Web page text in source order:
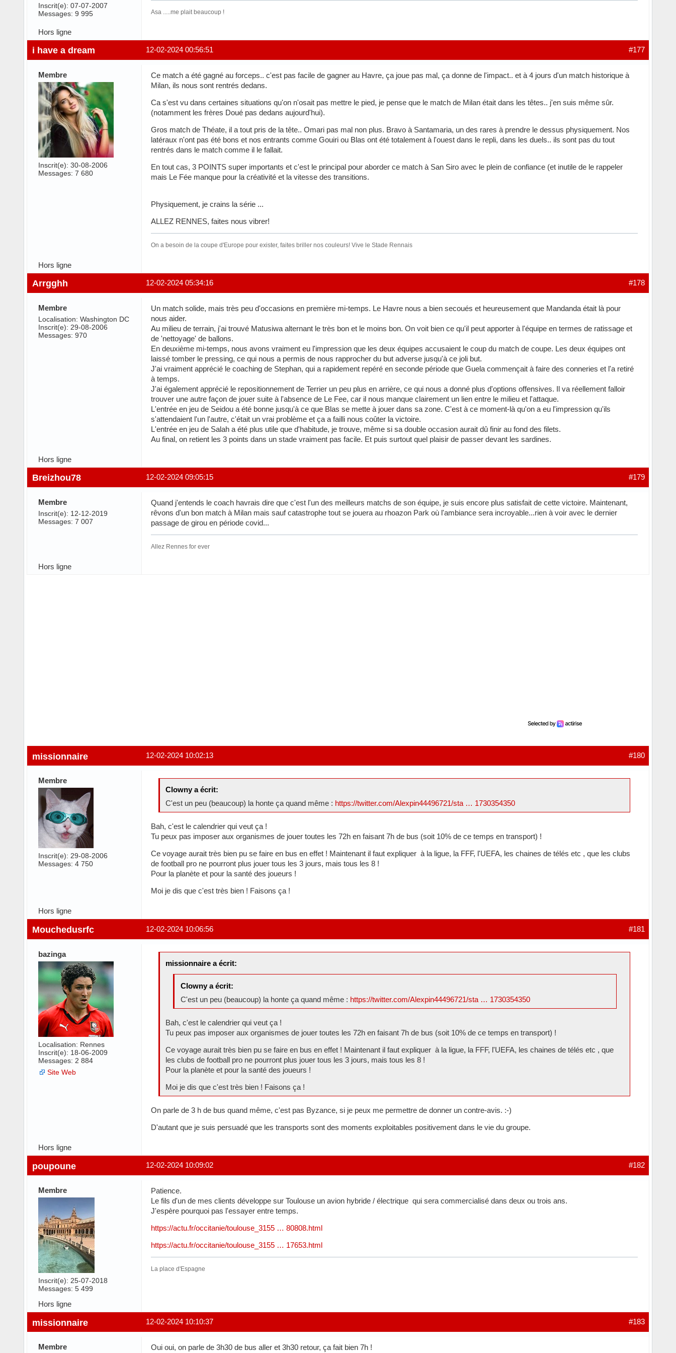
Inscrit(e): 07-07-2007
Messages: 9 995
Asa .....me plait beaucoup !
Hors ligne
#177
12-02-2024 00:56:51
i have a dream
Membre
Inscrit(e): 30-08-2006
Messages: 7 680
Ce match a été gagné au forceps.. c'est pas facile de gagner au Havre, ça joue pas mal, ça donne de l'impact.. et à 4 jours d'un match historique à
Milan, ils nous sont rentrés dedans.
Ca s'est vu dans certaines situations qu'on n'osait pas mettre le pied, je pense que le match de Milan était dans les têtes.. j'en suis même sûr.
(notamment les frères Doué pas dedans aujourd'hui).
Gros match de Théate, il a tout pris de la tête.. Omari pas mal non plus. Bravo à Santamaria, un des rares à prendre le dessus physiquement. Nos
latéraux n'ont pas été bons et nos entrants comme Gouiri ou Blas ont été totalement à l'ouest dans le repli, dans les duels.. ils sont pas du tout
rentrés dans le match comme il le fallait.
En tout cas, 3 POINTS super importants et c'est le principal pour aborder ce match à San Siro avec le plein de confiance (et inutile de le rappeler
mais Le Fée manque pour la créativité et la vitesse des transitions.
Physiquement, je crains la série ...
ALLEZ RENNES, faites nous vibrer!
On a besoin de la coupe d'Europe pour exister, faites briller nos couleurs! Vive le Stade Rennais
Hors ligne
#178
12-02-2024 05:34:16
Arrgghh
Membre
Localisation: Washington DC
Inscrit(e): 29-08-2006
Messages: 970
Un match solide, mais très peu d'occasions en première mi-temps. Le Havre nous a bien secoués et heureusement que Mandanda était là pour
nous aider.
Au milieu de terrain, j'ai trouvé Matusiwa alternant le très bon et le moins bon. On voit bien ce qu'il peut apporter à l'équipe en termes de ratissage et
de 'nettoyage' de ballons.
En deuxième mi-temps, nous avons vraiment eu l'impression que les deux équipes accusaient le coup du match de coupe. Les deux équipes ont
laissé tomber le pressing, ce qui nous a permis de nous rapprocher du but adverse jusqu'à ce joli but.
J'ai vraiment apprécié le coaching de Stephan, qui a rapidement repéré en seconde période que Guela commençait à faire des conneries et l'a retiré
à temps.
J'ai également apprécié le repositionnement de Terrier un peu plus en arrière, ce qui nous a donné plus d'options offensives. Il va réellement falloir
trouver une autre façon de jouer suite à l'absence de Le Fee, car il nous manque clairement un lien entre le milieu et l'attaque.
L'entrée en jeu de Seidou a été bonne jusqu'à ce que Blas se mette à jouer dans sa zone. C'est à ce moment-là qu'on a eu l'impression qu'ils
s'attendaient l'un l'autre, c'était un vrai problème et ça a failli nous coûter la victoire.
L'entrée en jeu de Salah a été plus utile que d'habitude, je trouve, même si sa double occasion aurait dû finir au fond des filets.
Au final, on retient les 3 points dans un stade vraiment pas facile. Et puis surtout quel plaisir de passer devant les sardines.
Hors ligne
#179
12-02-2024 09:05:15
Breizhou78
Membre
Inscrit(e): 12-12-2019
Messages: 7 007
Quand j'entends le coach havrais dire que c'est l'un des meilleurs matchs de son équipe, je suis encore plus satisfait de cette victoire. Maintenant,
rêvons d'un bon match à Milan mais sauf catastrophe tout se jouera au rhoazon Park où l'ambiance sera incroyable...rien à voir avec le dernier
passage de girou en période covid...
Allez Rennes for ever
Hors ligne
#180
12-02-2024 10:02:13
missionnaire
Membre
Inscrit(e): 29-08-2006
Messages: 4 750
Clowny a écrit:
C'est un peu (beaucoup) la honte ça quand même : https://twitter.com/Alexpin44496721/sta … 1730354350
Bah, c'est le calendrier qui veut ça !
Tu peux pas imposer aux organismes de jouer toutes les 72h en faisant 7h de bus (soit 10% de ce temps en transport) !
Ce voyage aurait très bien pu se faire en bus en effet ! Maintenant il faut expliquer à la ligue, la FFF, l'UEFA, les chaines de télés etc , que les clubs
de football pro ne pourront plus jouer tous les 3 jours, mais tous les 8 !
Pour la planète et pour la santé des joueurs !
Moi je dis que c'est très bien ! Faisons ça !
Hors ligne
#181
12-02-2024 10:06:56
Mouchedusrfc
bazinga
Localisation: Rennes
Inscrit(e): 18-06-2009
Messages: 2 884
Site Web
missionnaire a écrit:
Clowny a écrit:
C'est un peu (beaucoup) la honte ça quand même : https://twitter.com/Alexpin44496721/sta … 1730354350
Bah, c'est le calendrier qui veut ça !
Tu peux pas imposer aux organismes de jouer toutes les 72h en faisant 7h de bus (soit 10% de ce temps en transport) !
Ce voyage aurait très bien pu se faire en bus en effet ! Maintenant il faut expliquer à la ligue, la FFF, l'UEFA, les chaines de télés etc , que
les clubs de football pro ne pourront plus jouer tous les 3 jours, mais tous les 8 !
Pour la planète et pour la santé des joueurs !
Moi je dis que c'est très bien ! Faisons ça !
On parle de 3 h de bus quand même, c'est pas Byzance, si je peux me permettre de donner un contre-avis. :-)
D'autant que je suis persuadé que les transports sont des moments exploitables positivement dans le vie du groupe.
Hors ligne
#182
12-02-2024 10:09:02
poupoune
Membre
Inscrit(e): 25-07-2018
Messages: 5 499
Patience.
Le fils d'un de mes clients développe sur Toulouse un avion hybride / électrique qui sera commercialisé dans deux ou trois ans.
J'espère pourquoi pas l'essayer entre temps.
https://actu.fr/occitanie/toulouse_3155 … 80808.html
https://actu.fr/occitanie/toulouse_3155 … 17653.html
La place d'Espagne
Hors ligne
#183
12-02-2024 10:10:37
missionnaire
Membre Oui oui, on parle de 3h30 de bus aller et 3h30 retour, ça fait bien 7h !